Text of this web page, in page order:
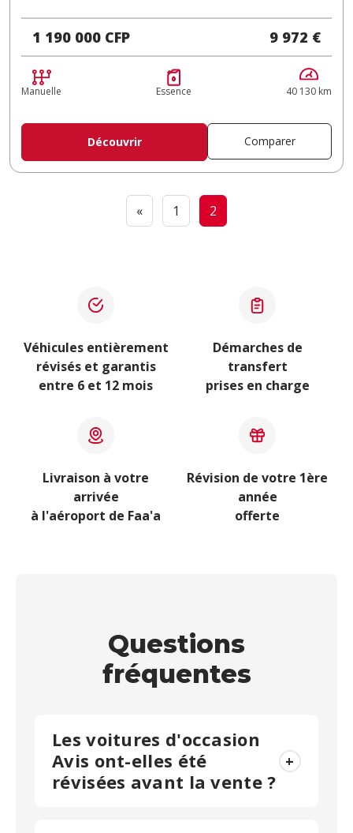
1 190 000 CFP 9 972 €
Manuelle Essence 40 130 km
Découvrir Comparer
« 1 2
Véhicules entièrement
révisés et garantis
entre 6 et 12 mois
Démarches de
transfert
prises en charge
Livraison à votre
arrivée
à l'aéroport de Faa'a
Révision de votre 1ère
année
offerte
Questions
fréquentes
Les voitures d'occasion
Avis ont-elles été
révisées avant la vente ?
+